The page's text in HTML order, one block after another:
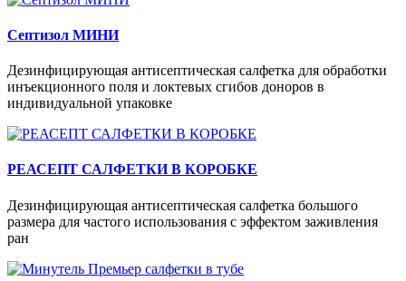
Септизол МИНИ
Дезинфицирующая антисептическая салфетка для обработки
инъекционного поля и локтевых сгибов доноров в
индивидуальной упаковке
РЕАСЕПТ САЛФЕТКИ В КОРОБКЕ
Дезинфицирующая антисептическая салфетка большого
размера для частого использования с эффектом заживления
ран